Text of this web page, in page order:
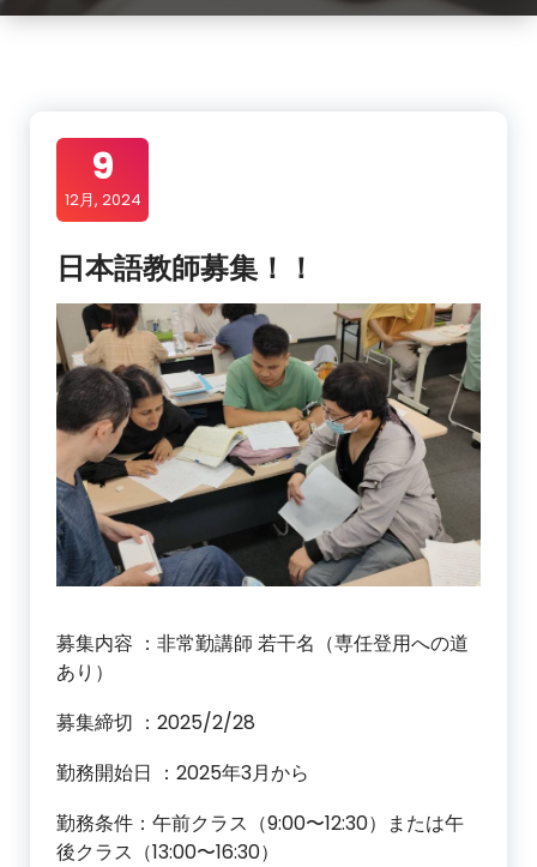
9
12月, 2024
日本語教師募集！！
募集内容 ：非常勤講師 若干名（専任登用への道
あり）
募集締切 ：2025/2/28
勤務開始日 ：2025年3月から
勤務条件：午前クラス（9:00〜12:30）または午
後クラス（13:00〜16:30）